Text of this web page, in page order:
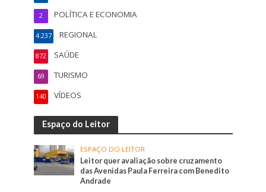
POLÍTICA E ECONOMIA
2
REGIONAL
4.237
SAÚDE
872
TURISMO
69
VÍDEOS
140
Espaço do Leitor
ESPAÇO DO LEITOR
Leitor quer avaliação sobre cruzamento
das Avenidas Paula Ferreira com Benedito
Andrade